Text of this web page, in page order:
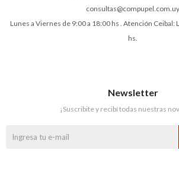
consultas@compupel.com.uy
Lunes a Viernes de 9:00 a 18:00 hs . Atención Ceibal:
hs.
Newsletter
¡Suscribite y recibí todas nuestras